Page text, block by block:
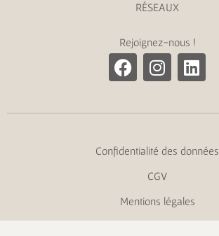
RÉSEAUX
Rejoignez-nous !
Confidentialité des données
CGV
Mentions légales